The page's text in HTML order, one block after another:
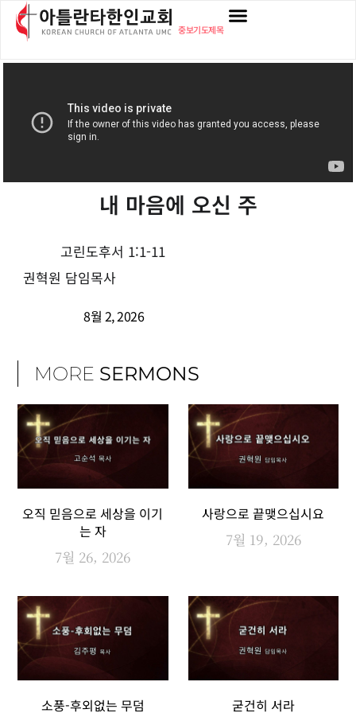
중보기도제목
내 마음에 오신 주
고린도후서 1:1-11
권혁원 담임목사
8월 2, 2026
MORE SERMONS
오직 믿음으로 세상을 이기
는 자
7월 26, 2026
사랑으로 끝맺으십시요
7월 19, 2026
소풍-후외없는 무덤 굳건히 서라